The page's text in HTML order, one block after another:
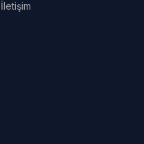
İletişim